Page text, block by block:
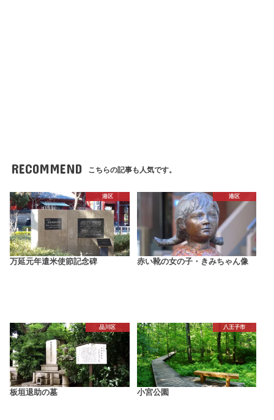
RECOMMEND こちらの記事も人気です。
港区
万延元年遣米使節記念碑
港区
赤い靴の女の子・きみちゃん像
品川区
板垣退助の墓
八王子市
小宮公園